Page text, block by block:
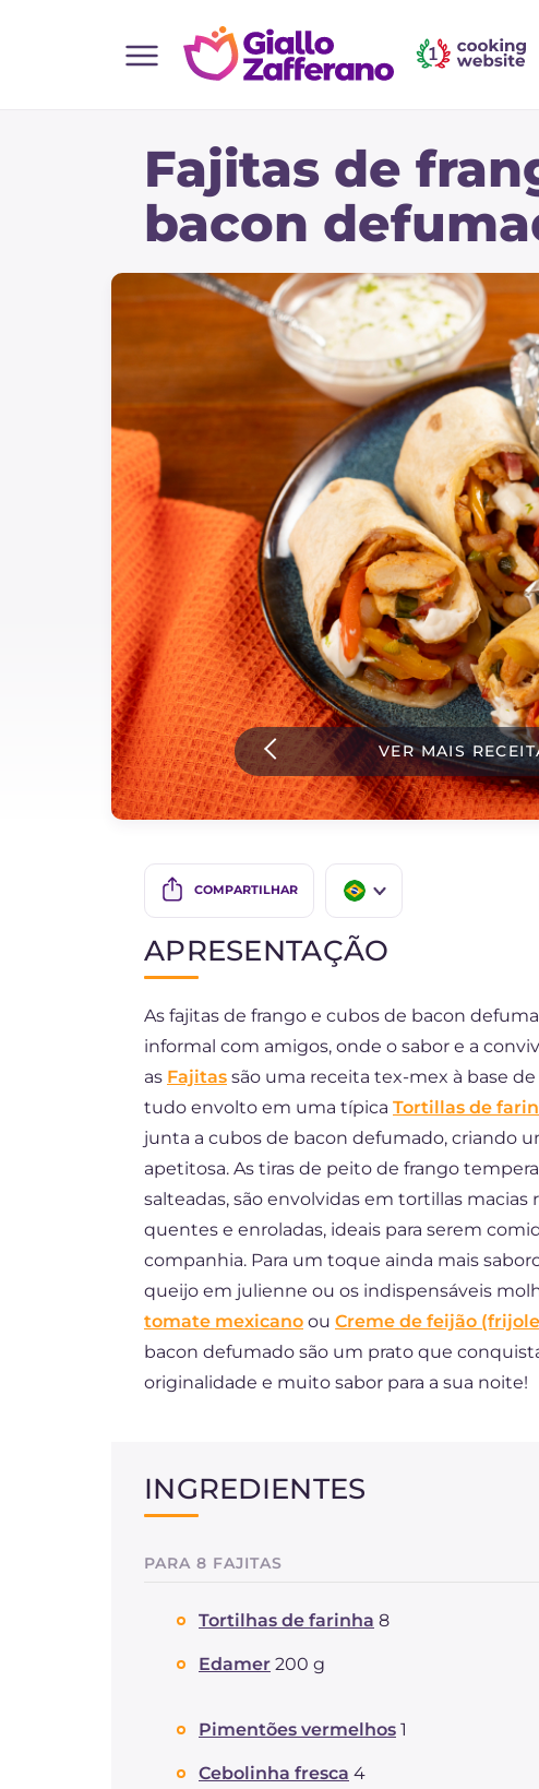
Todas as receitas
Bebidas e refrescos
Pizzas e focaccia
Bolos e panificacao
Ultimas receitas
IT Website
Instagram
Fajitas de
bacon
VER MAIS
COMPARTILHAR
DE
FR
NL
APRESENTAÇÃO
As fajitas de frango e cubos de bacon
informal com amigos, onde o sabor e a
as Fajitas são uma receita tex-mex à base
tudo envolto em uma típica Tortillas de
junta a cubos de bacon defumado, criando
apetitosa. As tiras de peito de frango
salteadas, são envolvidas em tortillas
quentes e enroladas, ideais para serem
companhia. Para um toque ainda mais
queijo em julienne ou os indispensáveis
tomate mexicano ou Creme de feijão
bacon defumado são um prato que
originalidade e muito sabor para a sua noite!
INGREDIENTES
PARA 8 FAJITAS
Tortilhas de farinha 8
Edamer 200 g
Pimentões vermelhos 1
Cebolinha fresca 4